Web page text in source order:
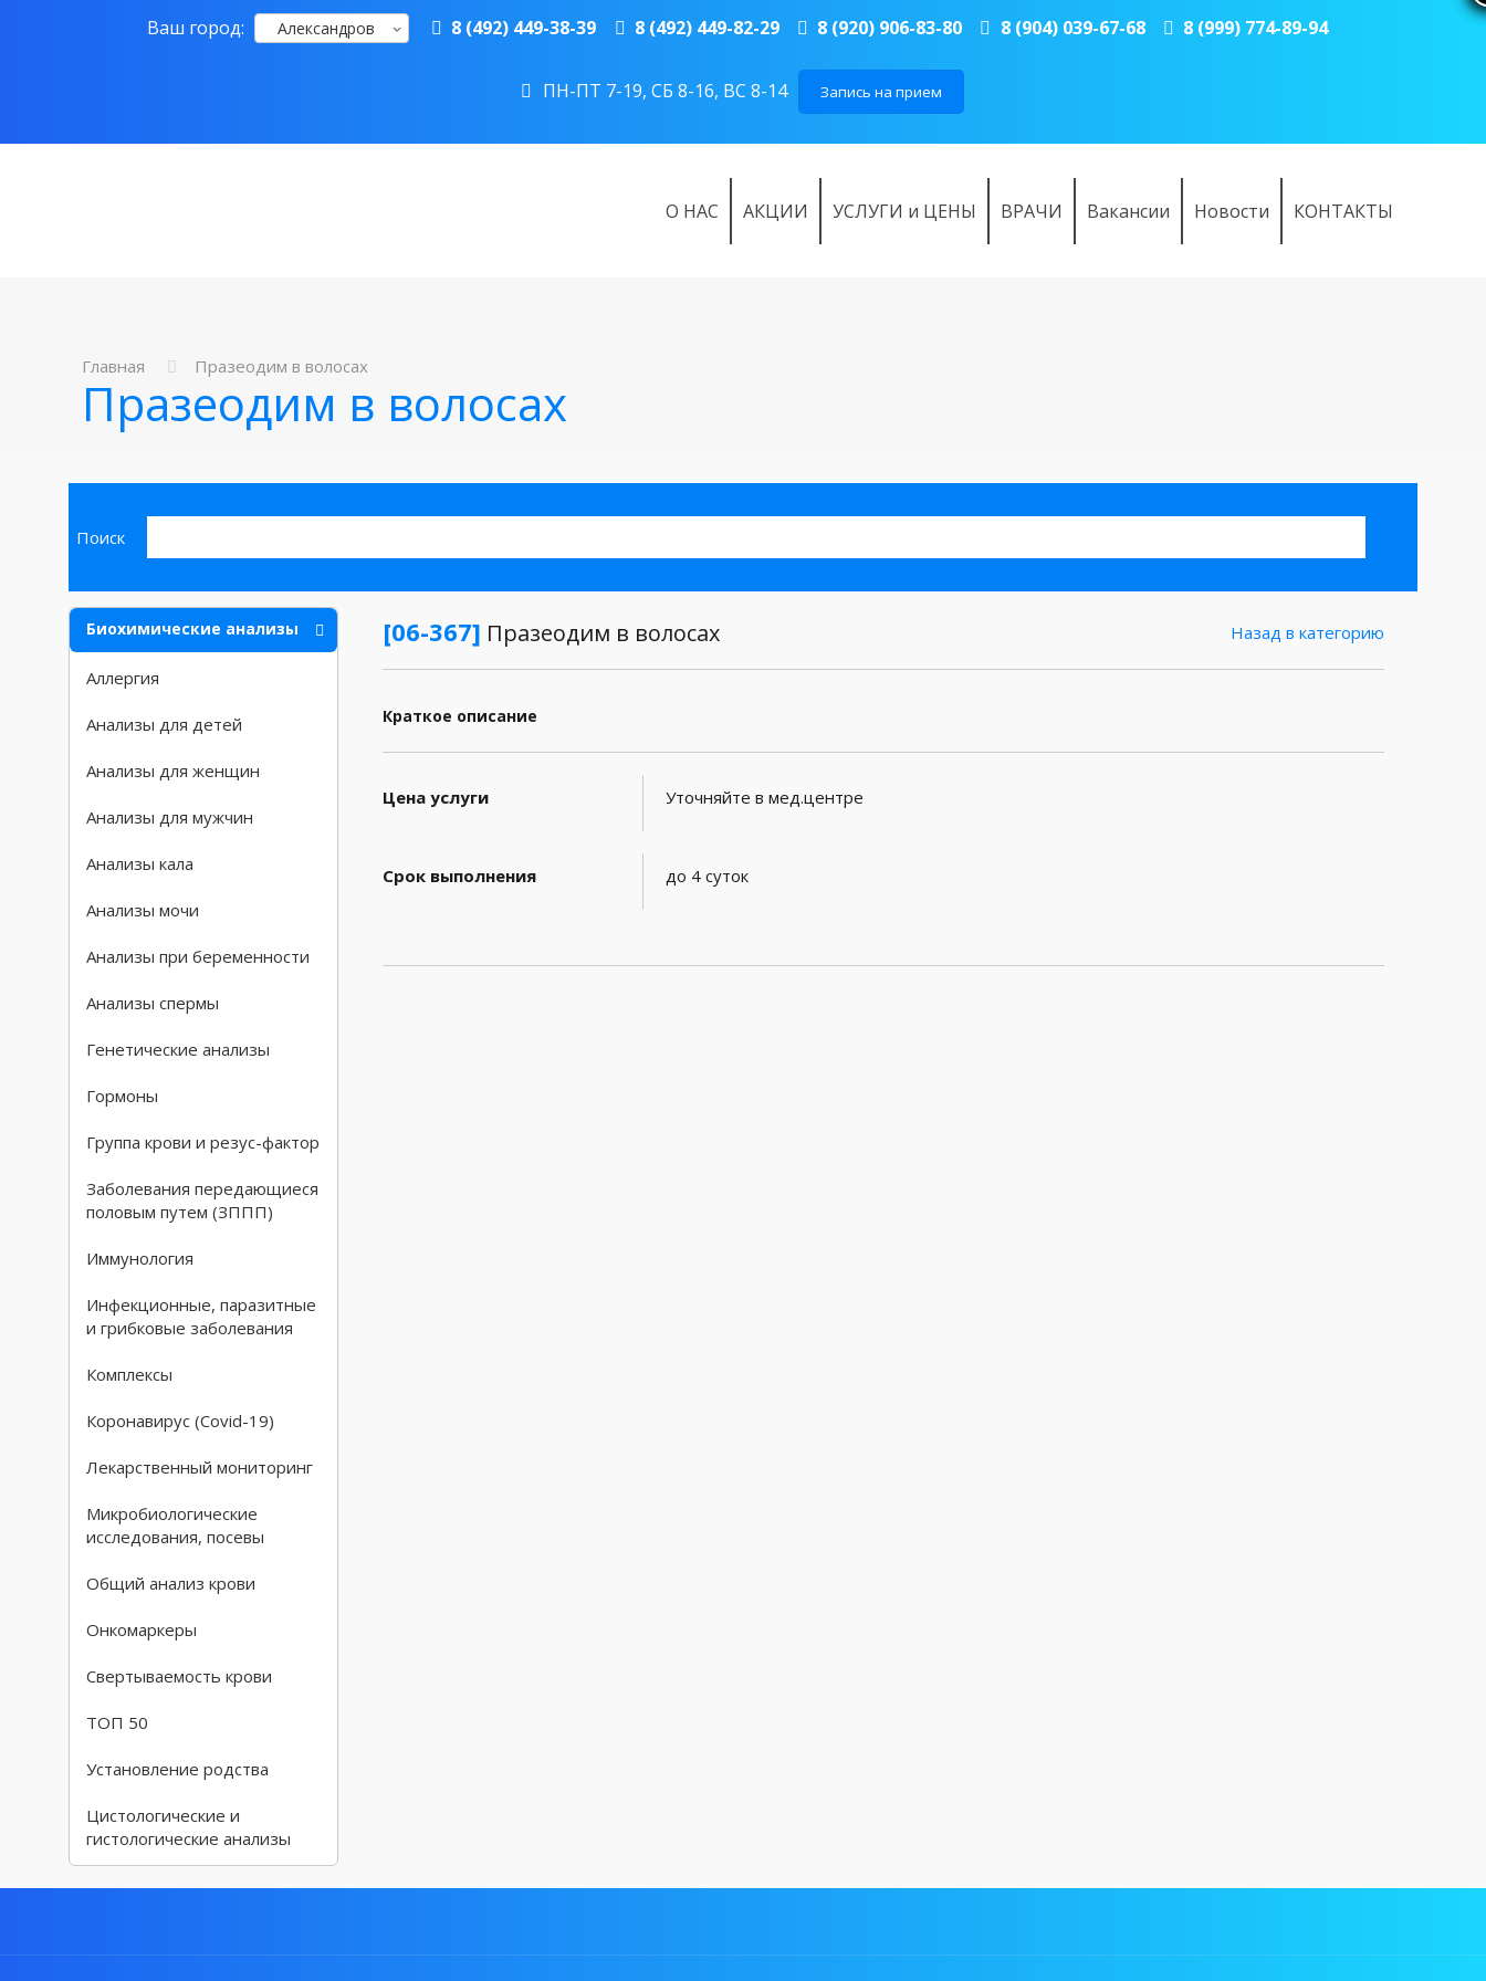
Ваш город: Александров 8 (492) 449-38-39 8 (492) 449-82-29 8 (920) 906-83-80 8 (904) 039-67-68 8 (999) 774-89-94
ПН-ПТ 7-19, СБ 8-16, ВС 8-14 Запись на прием
О НАС АКЦИИ УСЛУГИ и ЦЕНЫ ВРАЧИ Вакансии Новости КОНТАКТЫ
Главная Празеодим в волосах
Празеодим в волосах
Поиск
Биохимические анализы
Аллергия
Анализы для детей
Анализы для женщин
Анализы для мужчин
Анализы кала
Анализы мочи
Анализы при беременности
Анализы спермы
Генетические анализы
Гормоны
Группа крови и резус-фактор
Заболевания передающиеся
половым путем (ЗППП)
Иммунология
Инфекционные, паразитные
и грибковые заболевания
Комплексы
Коронавирус (Covid-19)
Лекарственный мониторинг
Микробиологические
исследования, посевы
Общий анализ крови
Онкомаркеры
Свертываемость крови
ТОП 50
Установление родства
Цистологические и
гистологические анализы
[06-367] Празеодим в волосах Назад в категорию
Краткое описание
Цена услуги Уточняйте в мед.центре
Срок выполнения до 4 суток